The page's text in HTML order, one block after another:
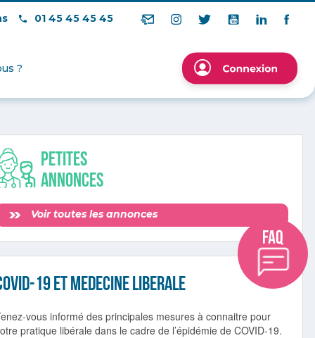
01 45 45 45 45
?
Petites
annonces
Voir toutes les annonces
19 ET MEDECINE LIBERALE
vous informé des principales mesures à connaitre pour
pratique libérale dans le cadre de l’épidémie de COVID-19.